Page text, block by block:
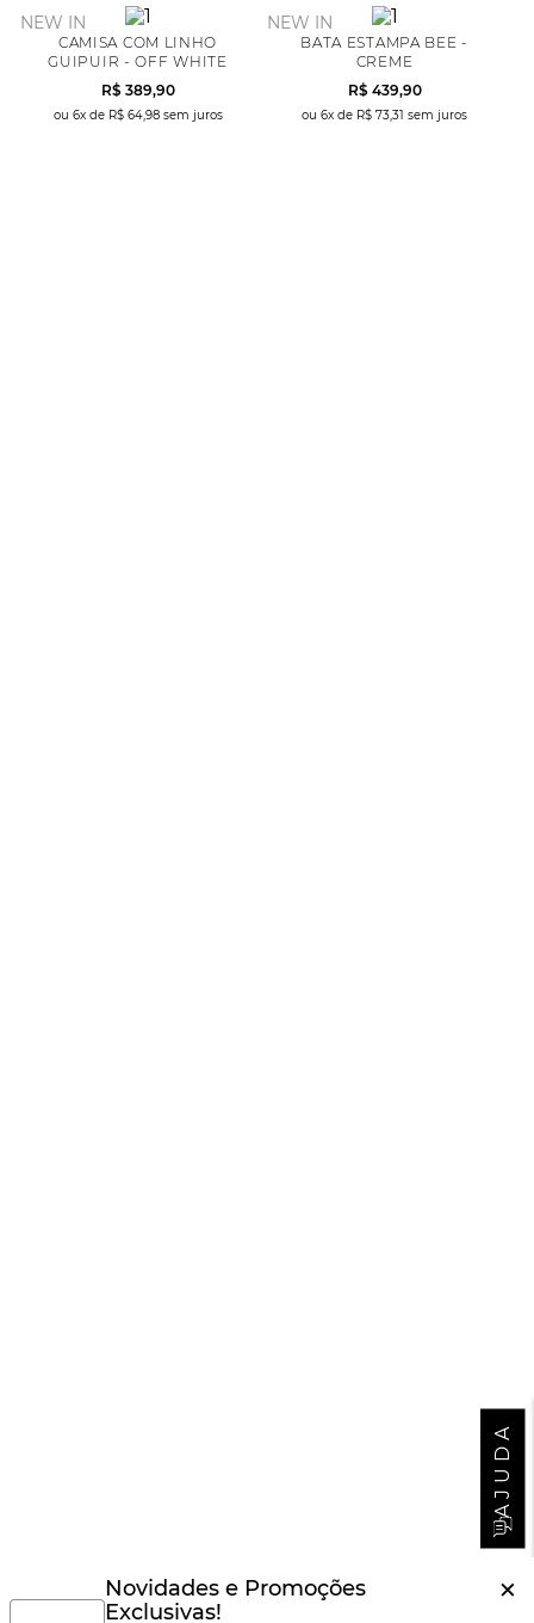
AJUDA
×
Novidades e Promoções
Exclusivas!
NEW IN
CAMISA COM LINHO
GUIPUIR - OFF WHITE
R$ 389,90
ou 6x de R$ 64,98sem juros
NEW IN
BATA ESTAMPA BEE -
CREME
R$ 439,90
ou 6x de R$ 73,31 sem juros